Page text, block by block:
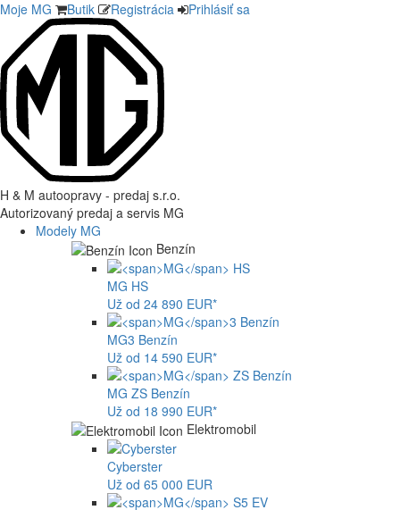
Moje MG Butik Registrácia Prihlásiť sa
H & M autoopravy - predaj s.r.o.
Autorizovaný predaj a servis MG
Modely MG
Benzín
MG HS
Už od 24 890 EUR*
MG3 Benzín
Už od 14 590 EUR*
MG ZS Benzín
Už od 18 990 EUR*
Elektromobil
Cyberster
Už od 65 000 EUR